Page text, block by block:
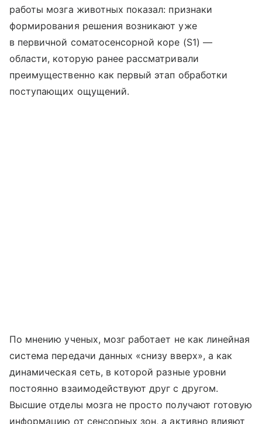
работы мозга животных показал: признаки
формирования решения возникают уже
в первичной соматосенсорной коре (S1) —
области, которую ранее рассматривали
преимущественно как первый этап обработки
поступающих ощущений.
По мнению ученых, мозг работает не как линейная
система передачи данных «снизу вверх», а как
динамическая сеть, в которой разные уровни
постоянно взаимодействуют друг с другом.
Высшие отделы мозга не просто получают готовую
информацию от сенсорных зон, а активно влияют